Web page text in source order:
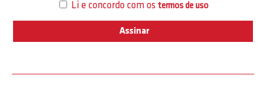
Li e concordo com os termos de uso